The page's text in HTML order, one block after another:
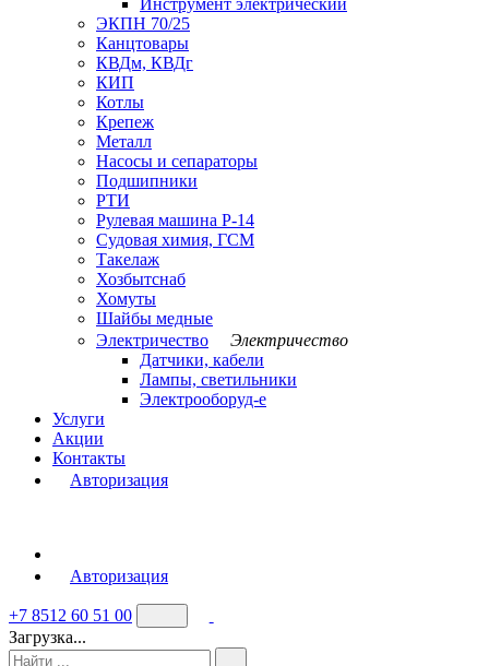
Инструмент электрический
ЭКПН 70/25
Канцтовары
КВДм, КВДг
КИП
Котлы
Крепеж
Металл
Насосы и сепараторы
Подшипники
РТИ
Рулевая машина Р-14
Судовая химия, ГСМ
Такелаж
Хозбытснаб
Хомуты
Шайбы медные
Электричество
Электричество
Датчики, кабели
Лампы, светильники
Электрооборуд-е
Услуги
Акции
Контакты
Авторизация
Авторизация
+7 8512 60 51 00
Загрузка...